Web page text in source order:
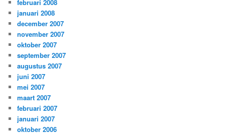
februari 2008
januari 2008
december 2007
november 2007
oktober 2007
september 2007
augustus 2007
juni 2007
mei 2007
maart 2007
februari 2007
januari 2007
oktober 2006